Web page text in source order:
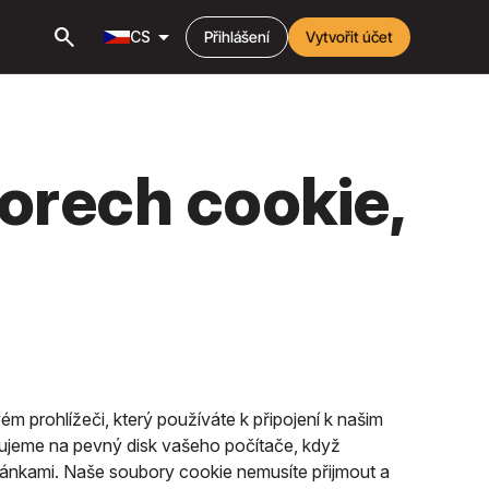
search CS arrow_drop_down Přihlášení Vytvořit účet
cookie,
prohlížeči, který používáte k připojení k našim
na pevný disk vašeho počítače, když
Naše soubory cookie nemusíte přijmout a